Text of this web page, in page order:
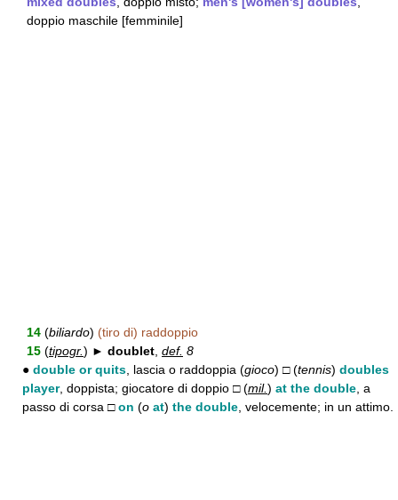
doppio maschile [femminile]
14 (biliardo) (tiro di) raddoppio
15 (tipogr.) ► doublet def. 8
● double or quits , lascia o raddoppia (gioco) □ (tennis) doubles
player, doppista; giocatore di doppio □ (mil.) at the double , a
passo di corsa □on (o at) the double , velocemente; in un attimo.